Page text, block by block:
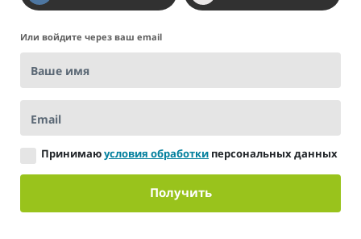
Или войдите через ваш email
Ваше имя
Email
Принимаюусловия обработки персональных данных
Получить